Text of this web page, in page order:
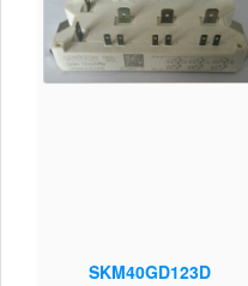
SKM40GD123D